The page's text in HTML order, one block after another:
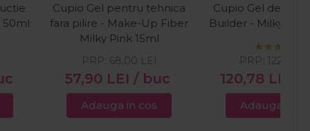
50ml
Cupio Gel pentru tehnica
fara pilire - Make-Up Fiber
Milky Pink 15ml
57,90 LEI / buc
PRP: 68,00 LEI
Adauga in cos
Cupio Gel de
Builder - Milky
120,78 LEI
PRP: 122,00
Adauga in